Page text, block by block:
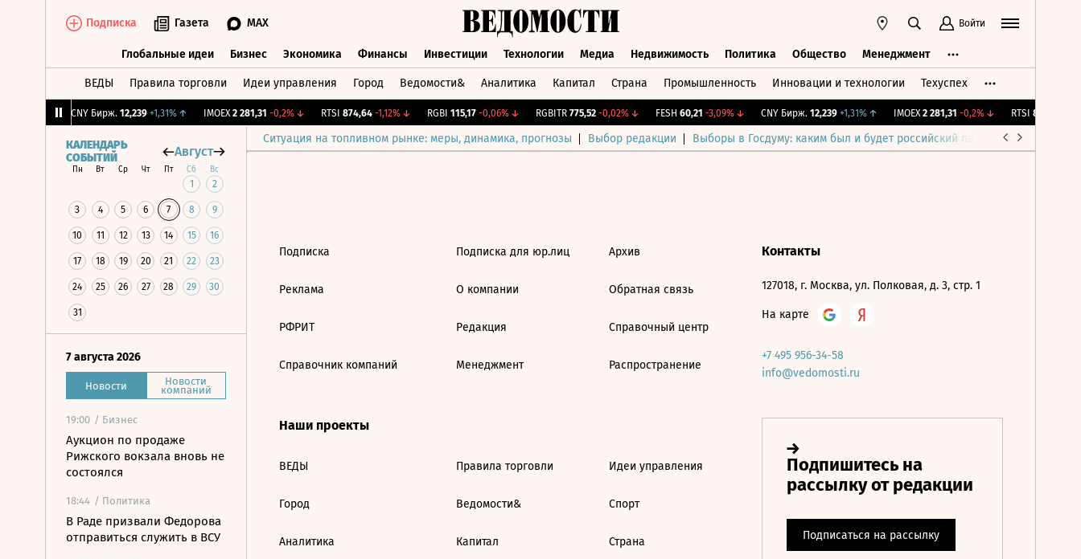
Подписка Газета MAX Войти
Глобальные идеи Бизнес Экономика Финансы Инвестиции Технологии Медиа Недвижимость Политика Общество Менеджмент
ВЕДЫ Правила торговли Идеи управления Город Ведомости& Аналитика Капитал Страна Промышленность Инновации и технологии Техуспех
CNY Бирж. 12,239 +1,31%↑ IMOEX 2 281,31 -0,2%↓ RTSI 874,64 -1,12%↓ RGBI 115,17 -0,06%↓ RGBITR 775,52 -0,02%↓ FESH 60,21 -3,09%↓ CNY Бирж. 12,239 +1,31%↑ IMOEX 2 281,31 -0,2%↓ RTSI 874,64
Ситуация на топливном рынке: меры, динамика, прогнозы Выбор редакции Выборы в Госдуму: каким был и будет российский парламент
КАЛЕНДАРЬ
СОБЫТИЙ
Август
Пн Вт Ср Чт Пт Сб Вс
1 2
3 4 5 6 7 8 9
10 11 12 13 14 15 16
17 18 19 20 21 22 23
24 25 26 27 28 29 30
31
7 августа 2026
Новости Новости
компаний
19:00 / Бизнес
Аукцион по продаже
Рижского вокзала вновь не
состоялся
18:44 / Политика
В Раде призвали Федорова
отправиться служить в ВСУ
Подписка
Реклама
РФРИТ
Справочник компаний
Подписка для юр.лиц
О компании
Редакция
Менеджмент
Архив
Обратная связь
Справочный центр
Распространение
Наши проекты
ВЕДЫ
Город
Аналитика
Правила торговли
Ведомости&
Капитал
Идеи управления
Спорт
Страна
Контакты
127018, г. Москва, ул. Полковая, д. 3, стр. 1
На карте
+7 495 956-34-58
info@vedomosti.ru